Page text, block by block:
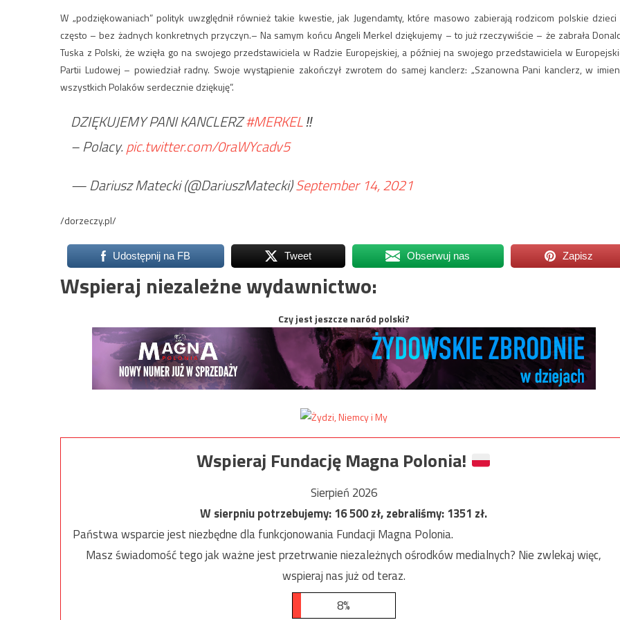
W „podziękowaniach” polityk uwzględnił również takie kwestie, jak Jugendamty, które masowo zabierają rodzicom polskie
często – bez żadnych konkretnych przyczyn.– Na samym końcu Angeli Merkel dziękujemy – to już rzeczywiście – że zabrała
Tuska z Polski, że wzięła go na swojego przedstawiciela w Radzie Europejskiej, a później na swojego przedstawiciela w
Partii Ludowej – powiedział radny. Swoje wystąpienie zakończył zwrotem do samej kanclerz: „Szanowna Pani kanclerz, w
wszystkich Polaków serdecznie dziękuję”.
DZIĘKUJEMY PANI KANCLERZ#MERKEL‼️
– Polacy.pic.twitter.com/0raWYcadv5
— Dariusz Matecki (@DariuszMatecki)September 14, 2021
/dorzeczy.pl/
Udostępnij na FB Tweet Obserwuj nas Zapisz
Wspieraj niezależne wydawnictwo:
Czy jest jeszcze naród polski?
Wspieraj Fundację Magna Polonia!
Sierpień 2026
W sierpniu potrzebujemy:16 500zł, zebraliśmy:1351 zł.
Państwa wsparcie jest niezbędne dla funkcjonowania Fundacji Magna Polonia.
Masz świadomość tego jak ważne jest przetrwanie niezależnych ośrodków medialnych? Nie zwlekaj więc,
wspieraj nas już od teraz.
8%